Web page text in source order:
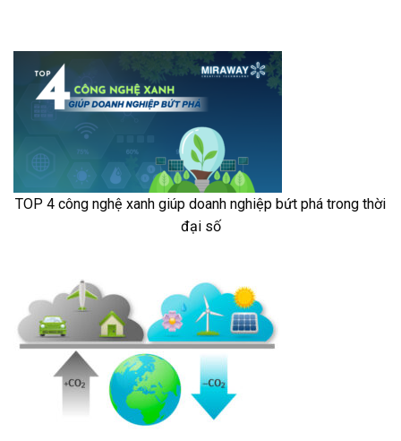
TOP 4 công nghệ xanh giúp doanh nghiệp bứt phá trong thời
đại số